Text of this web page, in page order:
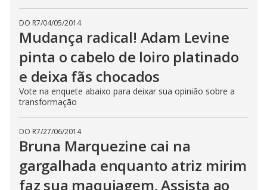
DO R7/04/05/2014
Mudança radical! Adam Levine
pinta o cabelo de loiro platinado
e deixa fãs chocados
Vote na enquete abaixo para deixar sua opinião sobre a
transformação
DO R7/27/06/2014
Bruna Marquezine cai na
gargalhada enquanto atriz mirim
faz sua maquiagem. Assista ao